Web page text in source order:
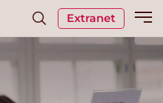
Extranet